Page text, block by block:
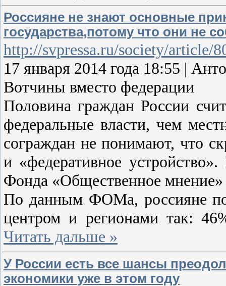
Россияне не знают основные
государства,потому что они не
http://svpressa.ru/society/article/
17 января 2014 года 18:55 |
Вотчины вместо федерации
Половина граждан России
федеральные власти, чем
сограждан не понимают, что
и «федеративное
Фонда «Общественное мнение»
По данным ФОМа, россияне
центром и регионами так:
Читать дальше »
У России есть все шансы
экономики уже в этом году